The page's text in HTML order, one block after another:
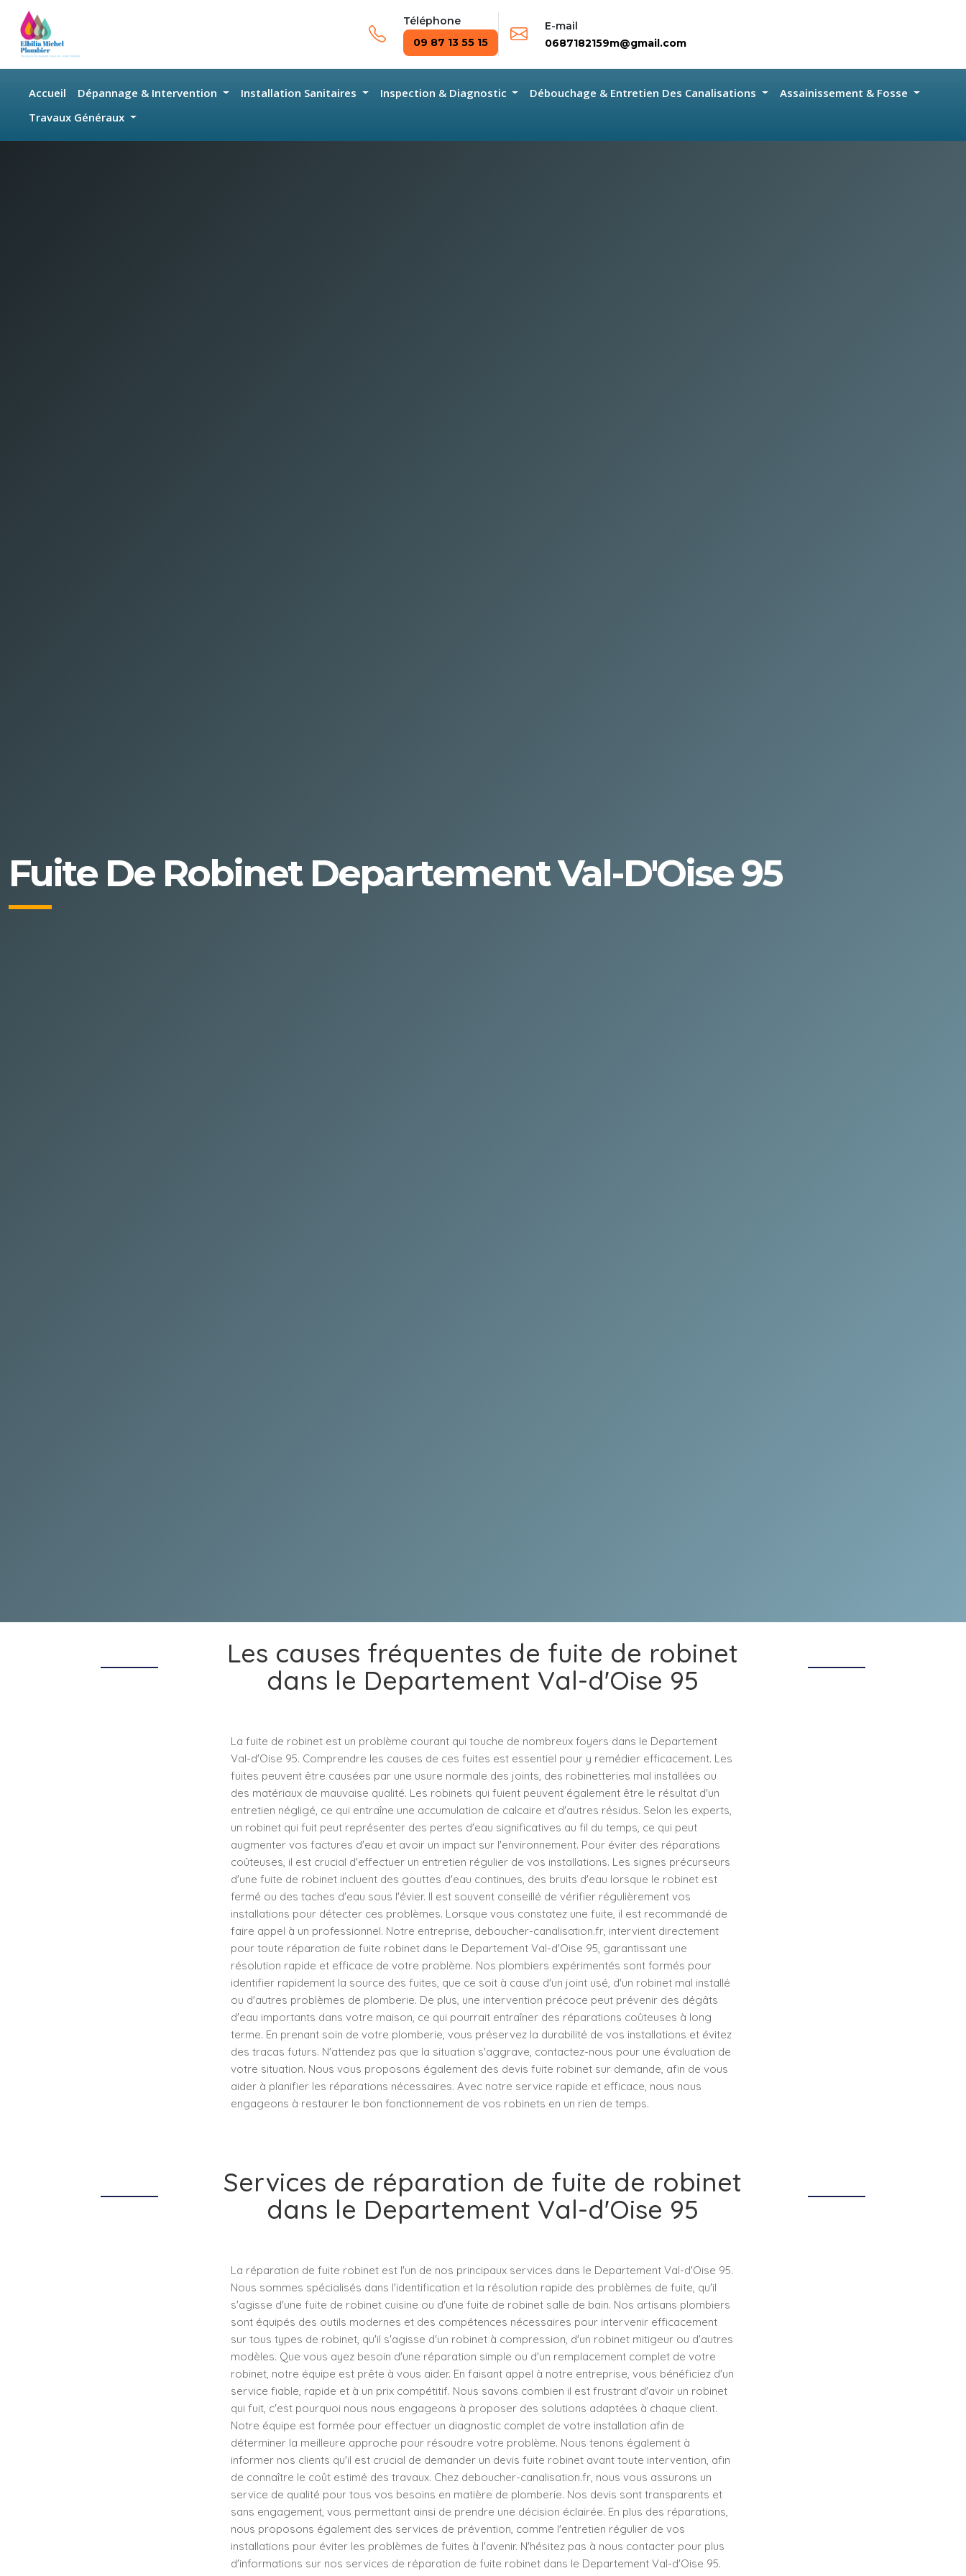
Skip to main content
Téléphone
09 87 13 55 15
E-mail
0687182159m@gmail.com
Accueil Dépannage & Intervention Installation Sanitaires Inspection & Diagnostic Débouchage & Entretien Des Canalisations
Assainissement & Fosse
Travaux Généraux
Fuite De Robinet Departement Val-D'Oise 95
Les causes fréquentes de fuite de robinet
dans le Departement Val-d'Oise 95
La fuite de robinet est un problème courant qui touche de nombreux foyers dans le Departement
Val-d'Oise 95. Comprendre les causes de ces fuites est essentiel pour y remédier efficacement. Les
fuites peuvent être causées par une usure normale des joints, des robinetteries mal installées ou
des matériaux de mauvaise qualité. Les robinets qui fuient peuvent également être le résultat d'un
entretien négligé, ce qui entraîne une accumulation de calcaire et d'autres résidus. Selon les experts,
un robinet qui fuit peut représenter des pertes d'eau significatives au fil du temps, ce qui peut
augmenter vos factures d'eau et avoir un impact sur l'environnement. Pour éviter des réparations
coûteuses, il est crucial d'effectuer un entretien régulier de vos installations. Les signes précurseurs
d'une fuite de robinet incluent des gouttes d'eau continues, des bruits d'eau lorsque le robinet est
fermé ou des taches d'eau sous l'évier. Il est souvent conseillé de vérifier régulièrement vos
installations pour détecter ces problèmes. Lorsque vous constatez une fuite, il est recommandé de
faire appel à un professionnel. Notre entreprise, deboucher-canalisation.fr, intervient directement
pour toute réparation de fuite robinet dans le Departement Val-d'Oise 95, garantissant une
résolution rapide et efficace de votre problème. Nos plombiers expérimentés sont formés pour
identifier rapidement la source des fuites, que ce soit à cause d'un joint usé, d'un robinet mal installé
ou d'autres problèmes de plomberie. De plus, une intervention précoce peut prévenir des dégâts
d'eau importants dans votre maison, ce qui pourrait entraîner des réparations coûteuses à long
terme. En prenant soin de votre plomberie, vous préservez la durabilité de vos installations et évitez
des tracas futurs. N'attendez pas que la situation s'aggrave, contactez-nous pour une évaluation de
votre situation. Nous vous proposons également des devis fuite robinet sur demande, afin de vous
aider à planifier les réparations nécessaires. Avec notre service rapide et efficace, nous nous
engageons à restaurer le bon fonctionnement de vos robinets en un rien de temps.
Services de réparation de fuite de robinet
dans le Departement Val-d'Oise 95
La réparation de fuite robinet est l'un de nos principaux services dans le Departement Val-d'Oise 95.
Nous sommes spécialisés dans l'identification et la résolution rapide des problèmes de fuite, qu'il
s'agisse d'une fuite de robinet cuisine ou d'une fuite de robinet salle de bain. Nos artisans plombiers
sont équipés des outils modernes et des compétences nécessaires pour intervenir efficacement
sur tous types de robinet, qu'il s'agisse d'un robinet à compression, d'un robinet mitigeur ou d'autres
modèles. Que vous ayez besoin d'une réparation simple ou d'un remplacement complet de votre
robinet, notre équipe est prête à vous aider. En faisant appel à notre entreprise, vous bénéficiez d'un
service fiable, rapide et à un prix compétitif. Nous savons combien il est frustrant d'avoir un robinet
qui fuit, c'est pourquoi nous nous engageons à proposer des solutions adaptées à chaque client.
Notre équipe est formée pour effectuer un diagnostic complet de votre installation afin de
déterminer la meilleure approche pour résoudre votre problème. Nous tenons également à
informer nos clients qu'il est crucial de demander un devis fuite robinet avant toute intervention, afin
de connaître le coût estimé des travaux. Chez deboucher-canalisation.fr, nous vous assurons un
service de qualité pour tous vos besoins en matière de plomberie. Nos devis sont transparents et
sans engagement, vous permettant ainsi de prendre une décision éclairée. En plus des réparations,
nous proposons également des services de prévention, comme l'entretien régulier de vos
installations pour éviter les problèmes de fuites à l'avenir. N'hésitez pas à nous contacter pour plus
d'informations sur nos services de réparation de fuite robinet dans le Departement Val-d'Oise 95.